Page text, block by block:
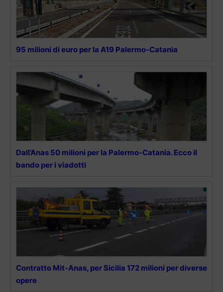
95 milioni di euro per la A19 Palermo-Catania
Dall’Anas 50 milioni per la Palermo-Catania. Ecco il
bando per i viadotti
Contratto Mit-Anas, per Sicilia 172 milioni per diverse
opere